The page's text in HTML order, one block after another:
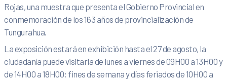
Rojas, una muestra que presenta el Gobierno Provincial en
conmemoración de los 163 años de provincialización de
Tungurahua.
La exposición estará en exhibición hasta el 27 de agosto, la
ciudadanía puede visitarla de lunes a viernes de 09H00 a 13H00 y
de 14H00 a 18H00; fines de semana y días feriados de 10H00 a